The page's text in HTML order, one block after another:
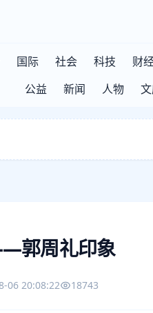
国际 社会 科技 财
公益
新闻 人物
郭周礼印象
06 20:08:22 18743